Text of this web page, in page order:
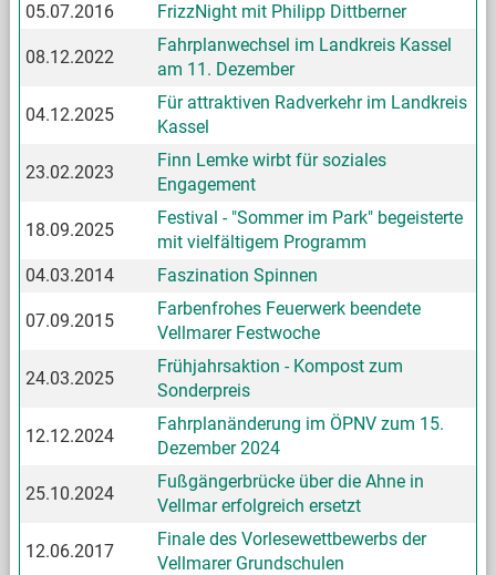
05.07.2016
FrizzNight mit Philipp Dittberner
08.12.2022
Fahrplanwechsel im Landkreis Kassel
am 11. Dezember
04.12.2025
Für attraktiven Radverkehr im Landkreis
Kassel
23.02.2023
Finn Lemke wirbt für soziales
Engagement
18.09.2025
Festival - "Sommer im Park" begeisterte
mit vielfältigem Programm
04.03.2014
Faszination Spinnen
07.09.2015
Farbenfrohes Feuerwerk beendete
Vellmarer Festwoche
24.03.2025
Frühjahrsaktion - Kompost zum
Sonderpreis
12.12.2024
Fahrplanänderung im ÖPNV zum 15.
Dezember 2024
25.10.2024
Fußgängerbrücke über die Ahne in
Vellmar erfolgreich ersetzt
12.06.2017
Finale des Vorlesewettbewerbs der
Vellmarer Grundschulen